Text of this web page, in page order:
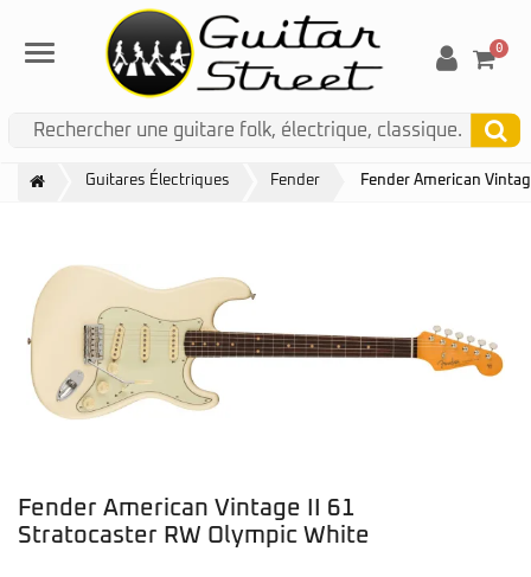
Menu 0
Guitares Électriques Fender Fender American
Fender American Vintage II 61
Stratocaster RW Olympic White